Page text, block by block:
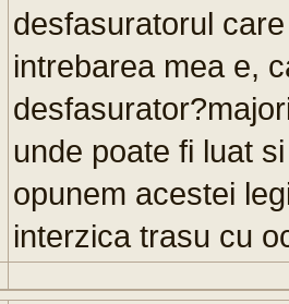
desfasuratorul
intrebarea mea e,
unde poate fi luat
opunem acestei
interzica trasu cu